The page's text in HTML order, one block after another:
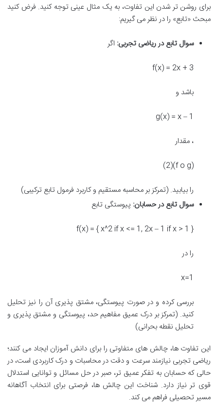
برای روشن تر شدن این تفاوت، به یک مثال عینی توجه کنید. فرض کنید
مبحث «تابع» را در نظر می گیریم:
سوال تابع در ریاضی تجربی: اگر
f(x) = 2x + 3
باشد و
g(x) = x – 1
، مقدار
(f o g)(2)
را بیابید. (تمرکز بر محاسبه مستقیم و کاربرد فرمول تابع ترکیبی)
سوال تابع در حسابان: پیوستگی تابع
f(x) = { x^2 if x <= 1, 2x – 1 if x > 1 }
را در
x=1
بررسی کرده و در صورت پیوستگی، مشتق پذیری آن را نیز تحلیل
کنید. (تمرکز بر درک عمیق مفاهیم حد، پیوستگی و مشتق پذیری و
تحلیل نقطه بحرانی)
این تفاوت ها، چالش های متفاوتی را برای دانش آموزان ایجاد می کنند؛
ریاضی تجربی نیازمند سرعت و دقت در محاسبات و درک کاربردی است، در
حالی که حسابان به تفکر عمیق تر، صبر در حل مسائل و توانایی استدلال
قوی تر نیاز دارد. شناخت این چالش ها، فرصتی برای انتخاب آگاهانه
مسیر تحصیلی فراهم می کند.